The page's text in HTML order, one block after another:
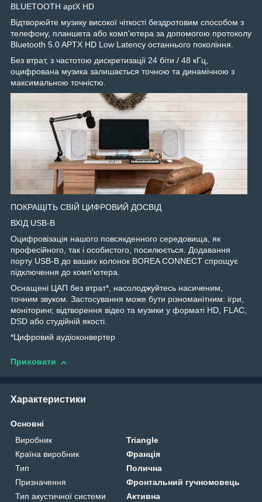
BLUETOOTH aptX HD
Відтворюйте музику високої чіткості бездротовим способом з
телефону, планшета або комп'ютера за допомогою протоколу
Bluetooth 5.0 APTX HD Low Latency останнього покоління.
Без втрат, з частотою дискретизації 24 біти / 48 кГц,
оцифрована музика залишається точною та динамічною з
максимальною точністю.
ПОКРАЩІТЬ СВІЙ ЦИФРОВИЙ ДОСВІД
ВХІД USB-B
Оцифровізація нашого повсякденного середовища, як
професійного, так і особистого, посилюється. Додавання
порту USB-B до ваших колонок BOREA CONNECT спрощує
підключення до комп'ютера.
Оснащені ЦАП без втрат*, насолоджуйтесь насиченим,
точним звуком. Застосування може бути різноманітним: ігри,
моніторинг, відтворення відео та музики у форматі HD, FLAC,
DSD або студійній якості.
*Цифровий аудіоконвертер
Приховати
Характеристики
Основні
Виробник
Triangle
Країна виробник
Франція
Тип
Полична
Призначення
Фронтальний гучномовець
Тип акустичної системи
Активна